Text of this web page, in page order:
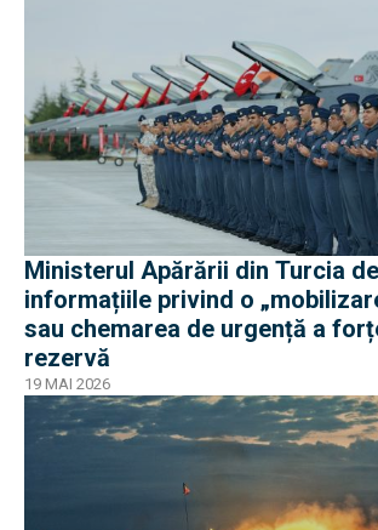
Ministerul Apărării din Turcia
informațiile privind o
sau chemarea de urgență a
rezervă
19 MAI 2026